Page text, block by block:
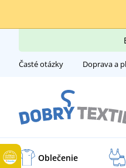
Časté otázky Doprava a
Oblečenie